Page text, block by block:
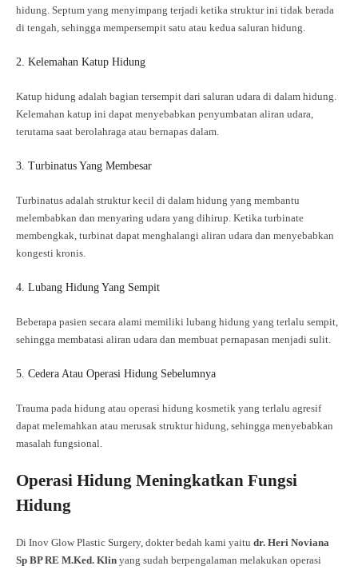
hidung. Septum yang menyimpang terjadi ketika struktur ini tidak berada
di tengah, sehingga mempersempit satu atau kedua saluran hidung.
2. Kelemahan Katup Hidung
Katup hidung adalah bagian tersempit dari saluran udara di dalam hidung.
Kelemahan katup ini dapat menyebabkan penyumbatan aliran udara,
terutama saat berolahraga atau bernapas dalam.
3. Turbinatus Yang Membesar
Turbinatus adalah struktur kecil di dalam hidung yang membantu
melembabkan dan menyaring udara yang dihirup. Ketika turbinate
membengkak, turbinat dapat menghalangi aliran udara dan menyebabkan
kongesti kronis.
4. Lubang Hidung Yang Sempit
Beberapa pasien secara alami memiliki lubang hidung yang terlalu sempit,
sehingga membatasi aliran udara dan membuat pernapasan menjadi sulit.
5. Cedera Atau Operasi Hidung Sebelumnya
Trauma pada hidung atau operasi hidung kosmetik yang terlalu agresif
dapat melemahkan atau merusak struktur hidung, sehingga menyebabkan
masalah fungsional.
Operasi Hidung Meningkatkan Fungsi
Hidung
Di Inov Glow Plastic Surgery, dokter bedah kami yaitu dr. Heri Noviana
Sp BP RE M.Ked. Klin yang sudah berpengalaman melakukan operasi